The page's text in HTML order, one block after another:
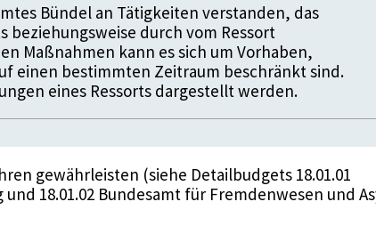
Bündel an Tätigkeiten verstanden, das
beziehungsweise durch vom Ressort
Maßnahmen kann es sich um Vorhaben,
einen bestimmten Zeitraum beschränkt sind.
eines Ressorts dargestellt werden.
gewährleisten (siehe Detailbudgets 18.01.01
18.01.02 Bundesamt für Fremdenwesen und